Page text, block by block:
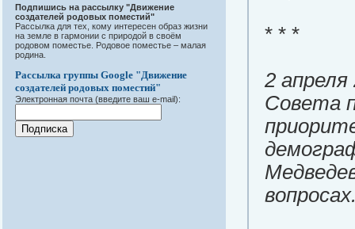
Подпишись на рассылку "Движение
создателей родовых поместий"
Рассылка для тех, кому интересен образ жизни
на земле в гармонии с природой в своём
родовом поместье. Родовое поместье – малая
родина.
Рассылка группы Google "Движение
создателей родовых поместий"
Электронная почта (введите ваш e-mail):
* * *
2 апреля
Совета